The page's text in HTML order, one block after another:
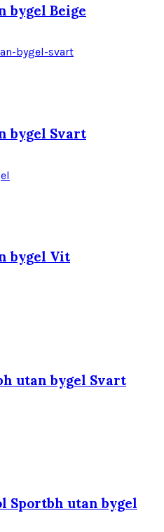
bygel Beige
bygel Svart
bygel Vit
utan bygel Svart
Sportbh utan bygel